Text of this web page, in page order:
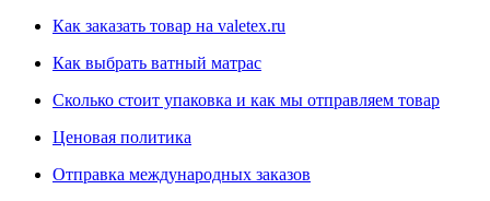
Как заказать товар на valetex.ru
Как выбрать ватный матрас
Сколько стоит упаковка и как мы отправляем товар
Ценовая политика
Отправка международных заказов